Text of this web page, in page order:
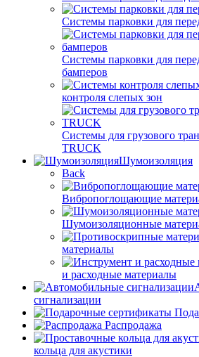
Системы парковки для
Системы парковки для
бамперов
контроля слепых зон
Системы для грузового
TRUCK
Шумоизоляция
Back
Вибропоглощающие
Шумоизоляционные
материалы
и расходные материалы
сигнализации
Распродажа
кольца для акустики